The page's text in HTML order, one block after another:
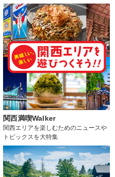
関西満喫Walker
関西エリアを楽しむためのニュースや
トピックスを大特集